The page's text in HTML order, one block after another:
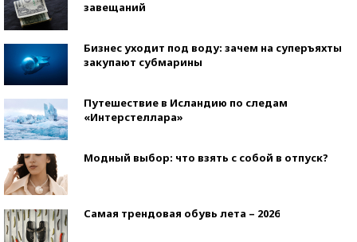
завещаний
Бизнес уходит под воду: зачем на суперъяхты
закупают субмарины
Путешествие в Исландию по следам
«Интерстеллара»
Модный выбор: что взять с собой в отпуск?
Самая трендовая обувь лета – 2026